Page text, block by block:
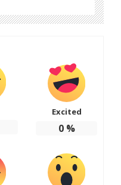
Excited
0%